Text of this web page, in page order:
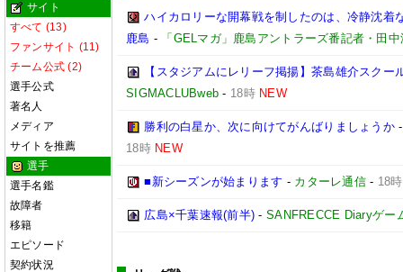
サイト
すべて (13)
ファンサイト (11)
チーム公式 (2)
選手公式
著名人
メディア
サイトを推薦
選手
選手名鑑
故障者
移籍
エピソード
契約状況
ハイカロリーな開幕戦を制したのは、冷静沈
鹿島 - 「GELマガ」鹿島アントラーズ番記者・田
【スタジアムにレリーフ掲揚】茶島雄介スク
SIGMACLUBweb - 18時 NEW
勝利の白星か、次に向けてがんばりましょうか
18時 NEW
■新シーズンが始まります - カターレ通信- 18時
広島×千葉速報(前半) -SANFRECCE Diaryゲー